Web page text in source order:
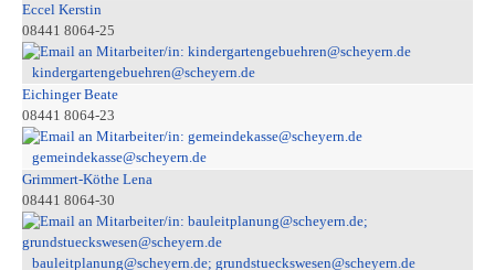
Eccel Kerstin
08441 8064-25
kindergartengebuehren@scheyern.de
Eichinger Beate
08441 8064-23
gemeindekasse@scheyern.de
Grimmert-Köthe Lena
08441 8064-30
bauleitplanung@scheyern.de; grundstueckswesen@scheyern.de